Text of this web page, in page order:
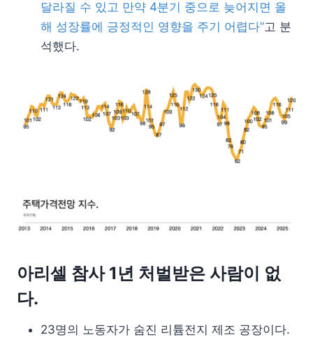
달라질 수 있고 만약 4분기 중으로 늦어지면 올
해 성장률에 긍정적인 영향을 주기 어렵다”고 분
석했다.
아리셀 참사 1년 처벌받은 사람이 없
다.
23명의 노동자가 숨진 리튬전지 제조 공장이다.